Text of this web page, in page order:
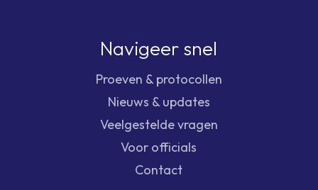
Navigeer snel
Proeven & protocollen
Nieuws & updates
Veelgestelde vragen
Voor officials
Contact